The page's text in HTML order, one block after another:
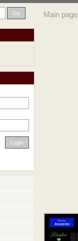
Go Main page
Login